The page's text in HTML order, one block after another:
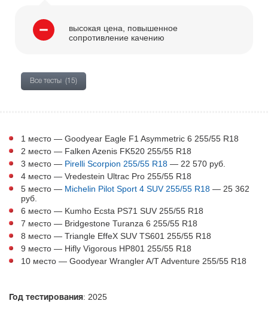
высокая цена, повышенное
сопротивление качению
Все тесты (15)
1 место — Goodyear Eagle F1 Asymmetric 6 255/55 R18
2 место — Falken Azenis FK520 255/55 R18
3 место — Pirelli Scorpion 255/55 R18 — 22 570 руб.
4 место — Vredestein Ultrac Pro 255/55 R18
5 место — Michelin Pilot Sport 4 SUV 255/55 R18 — 25 362
руб.
6 место — Kumho Ecsta PS71 SUV 255/55 R18
7 место — Bridgestone Turanza 6 255/55 R18
8 место — Triangle EffeX SUV TS601 255/55 R18
9 место — Hifly Vigorous HP801 255/55 R18
10 место — Goodyear Wrangler A/T Adventure 255/55 R18
Год тестирования : 2025